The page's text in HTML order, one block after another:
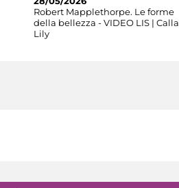
Robert Mapplethorpe. Le forme
della bellezza - VIDEO LIS | Calla
Lily